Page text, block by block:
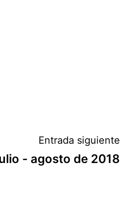
Entrada siguiente
- agosto de 2018